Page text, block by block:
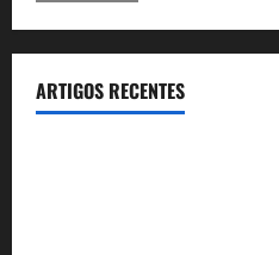
ARTIGOS RECENTES